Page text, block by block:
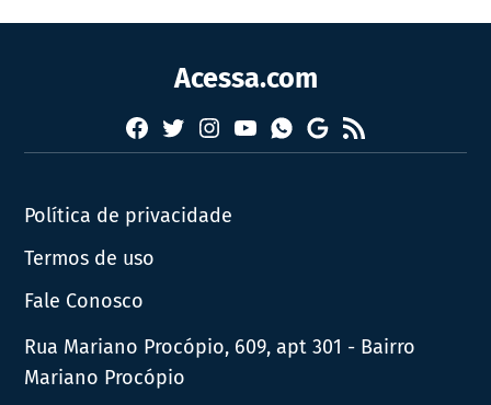
Acessa.com
Facebook
TwitterInstagram
YouTubeWhatsapp
Google
News
RSS
Política de privacidade
Termos de uso
Fale Conosco
Rua Mariano Procópio, 609, apt 301 - Bairro
Mariano Procópio